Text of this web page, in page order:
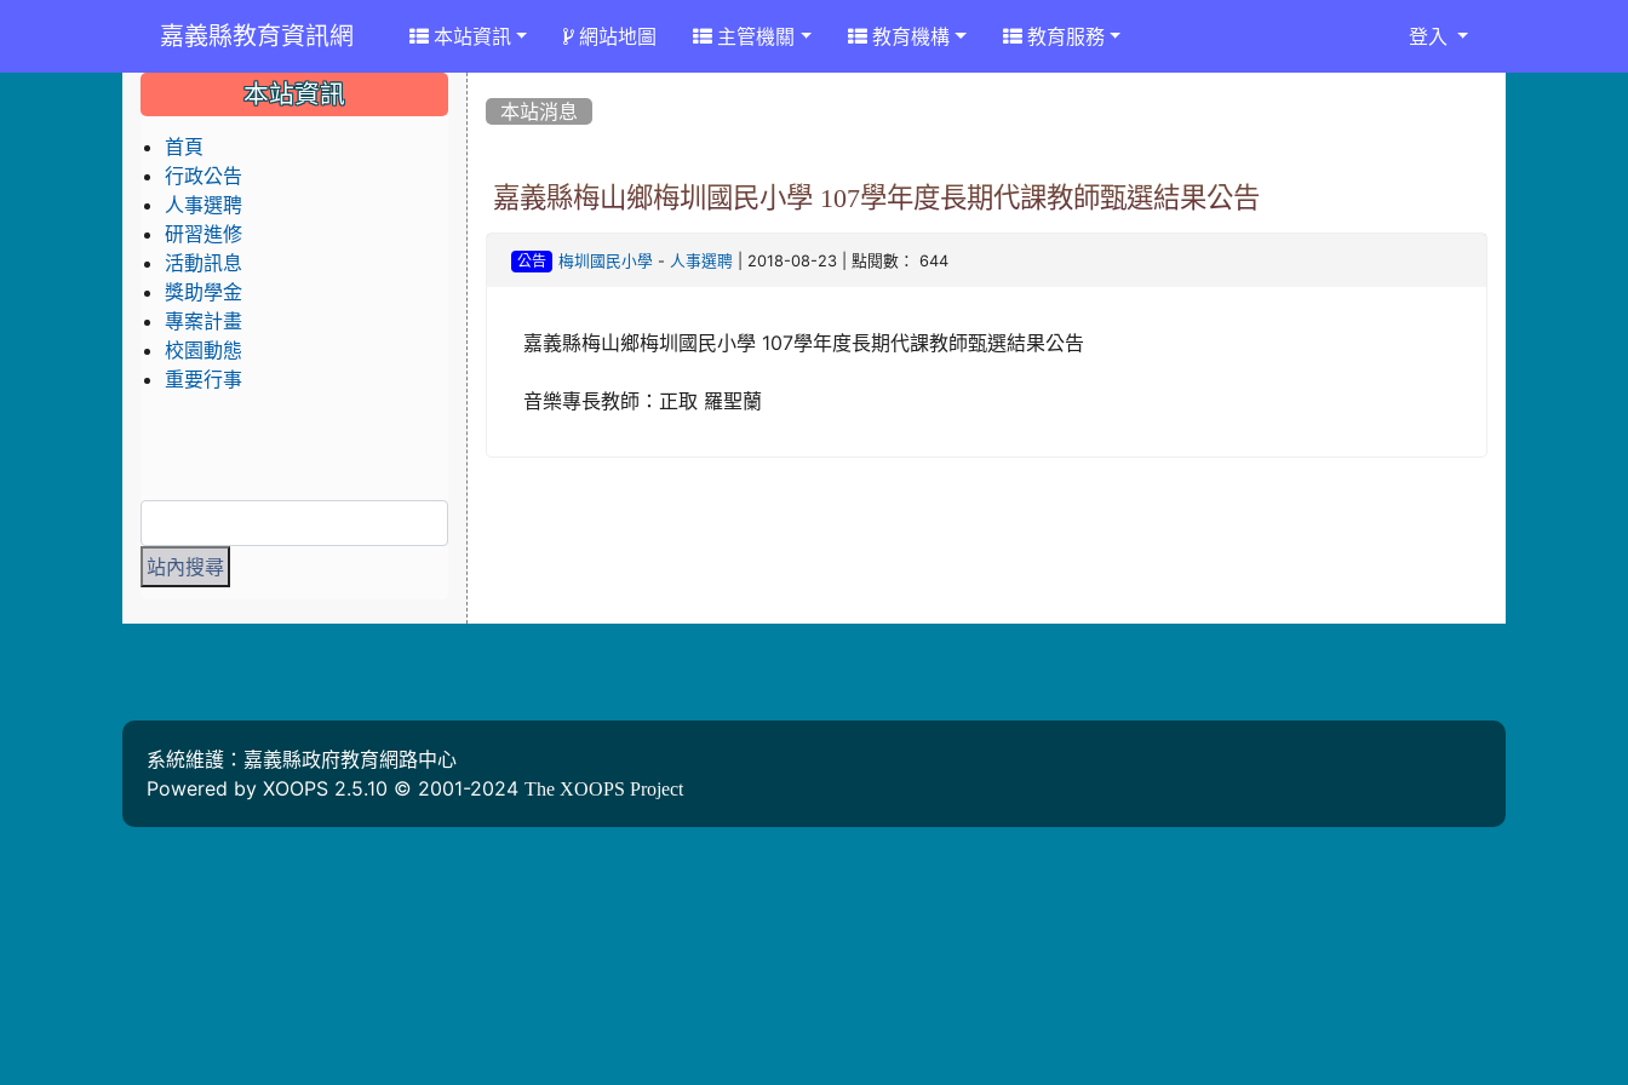
嘉義縣教育資訊網 本站資訊 網站地圖 主管機關 教育機構 教育服務 登入
本站消息
嘉義縣梅山鄉梅圳國民小學 107學年度長期代課教師甄選結果公告
公告 梅圳國民小學 - 人事選聘 | 2018-08-23 | 點閱數： 644
嘉義縣梅山鄉梅圳國民小學 107學年度長期代課教師甄選結果公告
音樂專長教師：正取 羅聖蘭
::: 本站資訊
首頁
行政公告
人事選聘
研習進修
活動訊息
獎助學金
專案計畫
校園動態
重要行事
系統維護：嘉義縣政府教育網路中心
Powered by XOOPS 2.5.10 © 2001-2024 The XOOPS Project